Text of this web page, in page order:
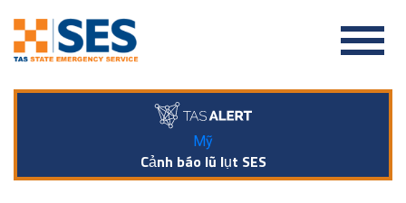
Mỹ
Cảnh báo lũ lụt SES